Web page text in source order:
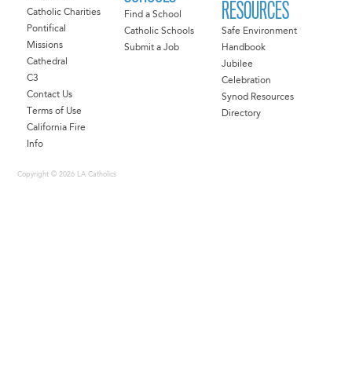
Catholic Charities
Pontifical
Missions
Cathedral
C3
Contact Us
Terms of Use
California Fire
Info
Find a School
Catholic Schools
Submit a Job
RESOURCES
Safe Environment
Handbook
Jubilee
Celebration
Synod Resources
Directory
Copyright © 2026 LA Catholics